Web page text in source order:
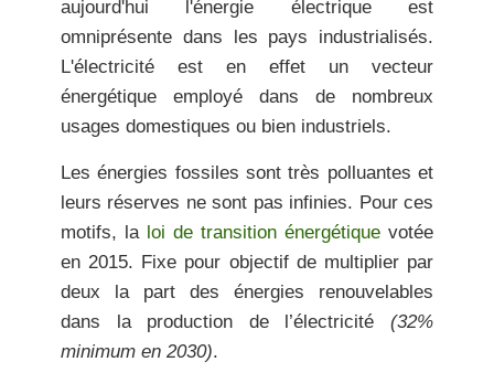
aujourd'hui l'énergie électriqueest
omniprésente dans les pays industrialisés.
L'électricité est en effet un vecteur
énergétique employé dans de nombreux
usages domestiques ou bien industriels.
Les énergies fossiles sont très polluantes et
leurs réserves ne sont pas infinies. Pour ces
motifs, la loi de transition énergétique votée
en 2015. Fixe pour objectif de multiplier par
deux la part des énergies renouvelables
dans la production de l’électricité (32%
minimum en 2030).